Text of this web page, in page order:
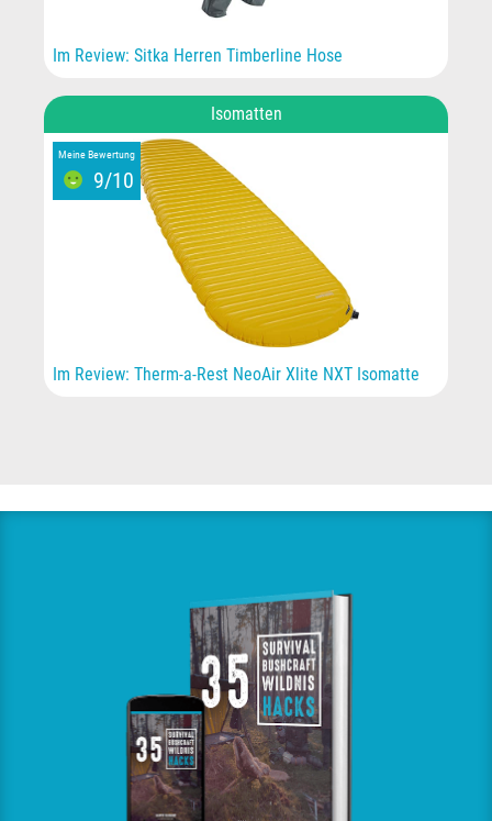
Im Review: Sitka Herren Timberline Hose
Isomatten
Meine Bewertung
9/10
Im Review: Therm-a-Rest NeoAir Xlite NXT Isomatte